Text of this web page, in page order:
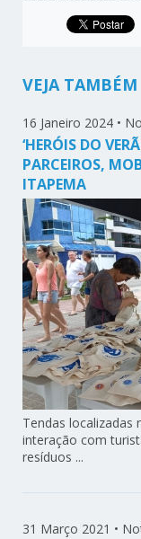
VEJA TAMBÉM
16 Janeiro 2024 •
‘HERÓIS DO
PARCEIROS,
ITAPEMA
Tendas localizadas
interação com
resíduos ...
31 Março 2021 •